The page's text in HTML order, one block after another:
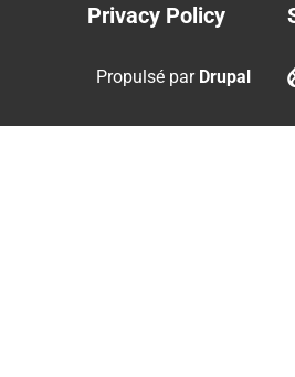
Footer
menu
Privacy Policy
Propulsé par Drupal